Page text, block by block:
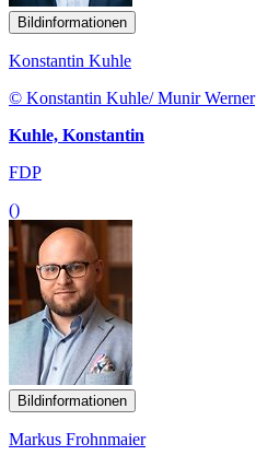
Bildinformationen
Konstantin Kuhle
© Konstantin Kuhle/ Munir Werner
Kuhle, Konstantin
FDP
()
Bildinformationen
Markus Frohnmaier